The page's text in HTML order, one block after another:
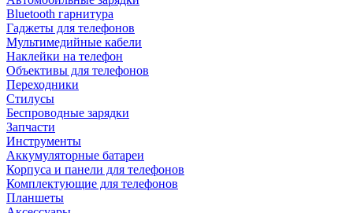
Bluetooth гарнитура
Гаджеты для телефонов
Мультимедийные кабели
Наклейки на телефон
Объективы для телефонов
Переходники
Стилусы
Беспроводные зарядки
Запчасти
Инструменты
Аккумуляторные батареи
Корпуса и панели для телефонов
Комплектующие для телефонов
Планшеты